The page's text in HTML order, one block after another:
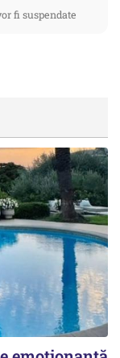
fi suspendate